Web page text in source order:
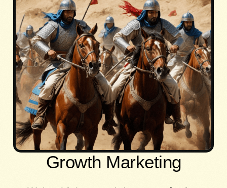
Growth Marketing